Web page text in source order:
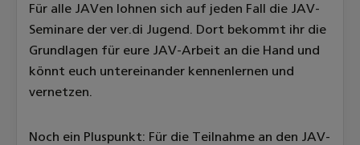
Für alle JAVen lohnen sich auf jeden Fall die JAV-
Seminare der ver.di Jugend. Dort bekommt ihr die
Grundlagen für eure JAV-Arbeit an die Hand und
könnt euch untereinander kennenlernen und
vernetzen.
Noch ein Pluspunkt: Für die Teilnahme an den JAV-